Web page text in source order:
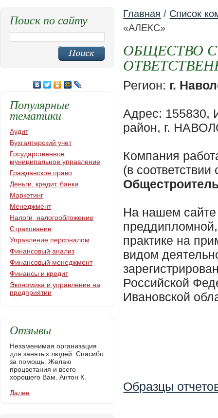
Главная / Список
«АЛЕКС»
ОБЩЕСТВО
Регион: г.
Адрес:
район, г.
Компания
(в
На нашем сайте
практике на
видом
Российской
Ивановской
Образцы
Поиск по сайту
Популярные
тематики
Аудит
Бухгалтерский учет
Государственное
муниципальное управление
Гражданское право
Деньги, кредит, банки
Маркетинг
Менеджмент
Налоги, налогообложение
Страхование
Управление персоналом
Финансовый анализ
Финансовый менеджмент
Финансы и кредит
Экономика и управление на
предприятии
Отзывы
Незаменимая организация
для занятых людей. Спасибо
за помощь. Желаю
процветания и всего
хорошего Вам. Антон К.
Далее